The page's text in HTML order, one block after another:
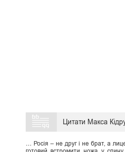
Цитати Макса
… Росія – не друг і не брат, а